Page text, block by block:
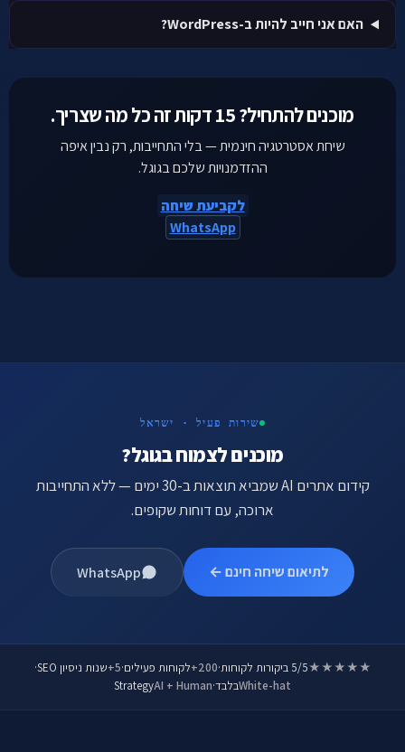
האם אני חייב להיות ב-WordPress?
מוכנים להתחיל? 15 דקות זה כל מה שצריך.
שיחת אסטרטגיה חינמית — בלי התחייבות, רק נבין איפה
ההזדמנויות שלכם בגוגל.
לקביעת שיחה
WhatsApp
שירות פעיל · ישראל
מוכנים לצמוח בגוגל?
קידום אתרים AI שמביא תוצאות ב-30 ימים — ללא התחייבות
ארוכה, עם דוחות שקופים.
לתיאום שיחה חינם ← WhatsApp
★★★★★5/5 ביקורות לקוחות ·
200+ לקוחות פעילים·
5+ שנות ניסיון SEO
·
White-hatבלבד·
AI + Human
Strategy